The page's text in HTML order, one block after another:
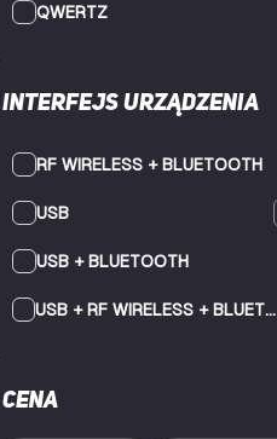
QWERTZ
Interfejs urządzenia
RF WIRELESS + BLUETOOTH
USB
USB + BLUETOOTH
USB + RF WIRELESS + BLUETOOTH
Cena